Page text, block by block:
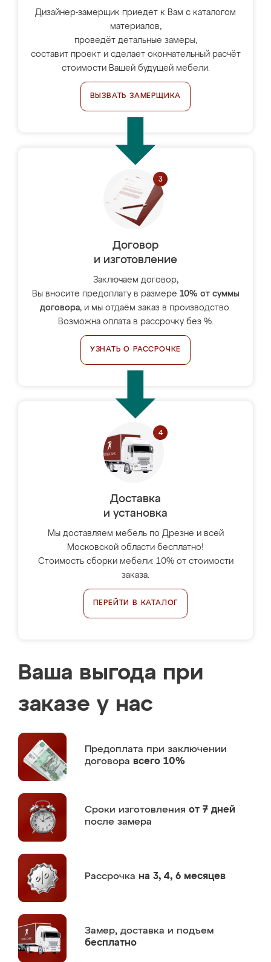
Дизайнер-замерщик приедет к Вам с каталогом
материалов,
проведёт детальные замеры,
составит проект и сделает окончательный расчёт
стоимости Вашей будущей мебели.
ВЫЗВАТЬ ЗАМЕРЩИКА
Договор
и изготовление
Заключаем договор,
Вы вносите предоплату в размере 10% от суммы
договора, и мы отдаём заказ в производство.
Возможна оплата в рассрочку без %.
УЗНАТЬ О РАССРОЧКЕ
Доставка
и установка
Мы доставляем мебель по Дрезне и всей
Московской области бесплатно!
Стоимость сборки мебели: 10% от стоимости
заказа.
ПЕРЕЙТИ В КАТАЛОГ
Ваша выгода при
заказе у нас
Предоплата при заключении
договора всего 10%
Сроки изготовления от 7 дней
после замера
Рассрочка на 3, 4, 6 месяцев
Замер, доставка и подъем
бесплатно